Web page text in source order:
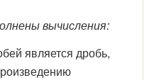
вычисления:
является дробь,